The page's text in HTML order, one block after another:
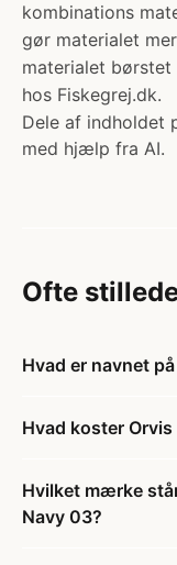
kombinations
gør materialet
materialet
hos Fiskegrej.dk.
Dele af indholdet
med hjælp fra AI.
Ofte
Hvad er navnet
Hvad koster
Hvilket mærke
Navy 03?